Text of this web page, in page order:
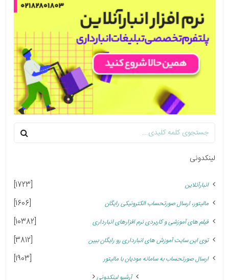
لینکدونی
انبارآنلاین [1723]
مالیتور، ارسال صورتحساب الکترونیکی رایگان [1606]
فیلم های آموزشی و کاربردی نرم افزارهای انبارداری [10382]
توی این سایت آموزش های انبارداری رو رایگان ببین [3812]
ارسال صورتحساب به سامانه مودیان با مالیتور [1903]
آرشیو لینکدونی